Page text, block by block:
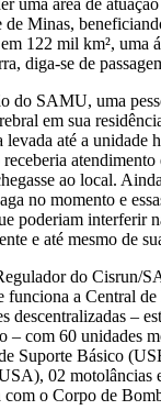
Minas,
122 mil km², uma
diga-se de
do SAMU, uma
em sua
levada até a unidade
ao local.
no momento e
poderiam interferir
e até mesmo de
do Cisrun/
funciona a Central
descentralizadas –
– com 60 unidades
Suporte Básico
02 motolâncias
com o Corpo de